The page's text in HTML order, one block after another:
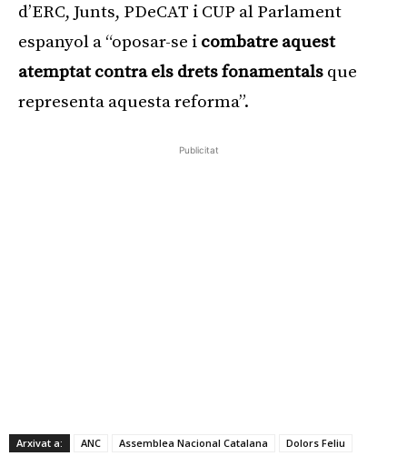
d’ERC, Junts, PDeCAT i CUP al Parlament
espanyol a “oposar-se i combatre aquest
atemptat contra els drets fonamentals que
representa aquesta reforma”.
Publicitat
Arxivat a: ANC Assemblea Nacional Catalana
Dolors Feliu